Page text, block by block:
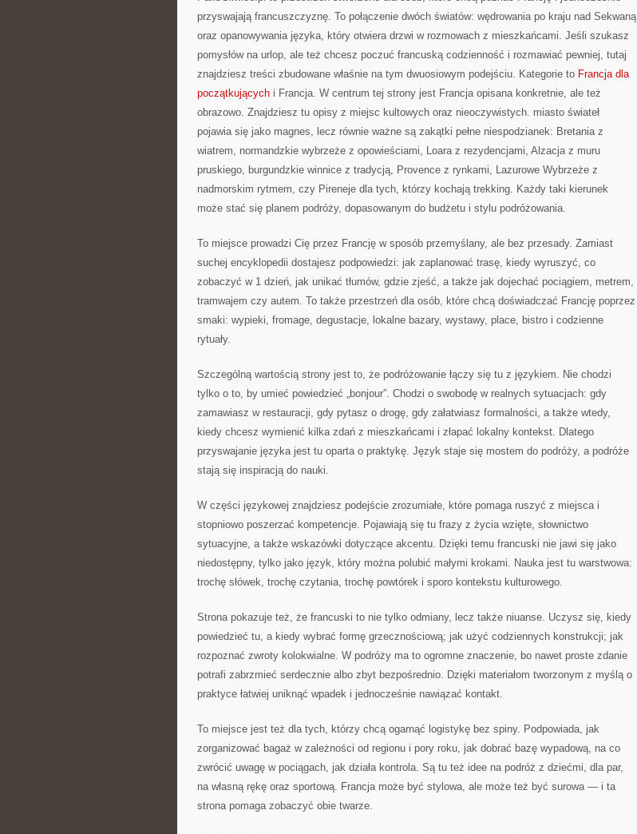
przyswajają francuszczyznę. To połączenie dwóch światów: wędrowania po kraju nad Sekwaną
oraz opanowywania języka, który otwiera drzwi w rozmowach z mieszkańcami. Jeśli szukasz
pomysłów na urlop, ale też chcesz poczuć francuską codzienność i rozmawiać pewniej, tutaj
znajdziesz treści zbudowane właśnie na tym dwuosiowym podejściu. Kategorie to Francja dla
początkujących i Francja. W centrum tej strony jest Francja opisana konkretnie, ale też
obrazowo. Znajdziesz tu opisy z miejsc kultowych oraz nieoczywistych. miasto świateł
pojawia się jako magnes, lecz równie ważne są zakątki pełne niespodzianek: Bretania z
wiatrem, normandzkie wybrzeże z opowieściami, Loara z rezydencjami, Alzacja z muru
pruskiego, burgundzkie winnice z tradycją, Provence z rynkami, Lazurowe Wybrzeże z
nadmorskim rytmem, czy Pireneje dla tych, którzy kochają trekking. Każdy taki kierunek
może stać się planem podróży, dopasowanym do budżetu i stylu podróżowania.
To miejsce prowadzi Cię przez Francję w sposób przemyślany, ale bez przesady. Zamiast
suchej encyklopedii dostajesz podpowiedzi: jak zaplanować trasę, kiedy wyruszyć, co
zobaczyć w 1 dzień, jak unikać tłumów, gdzie zjeść, a także jak dojechać pociągiem, metrem,
tramwajem czy autem. To także przestrzeń dla osób, które chcą doświadczać Francję poprzez
smaki: wypieki, fromage, degustacje, lokalne bazary, wystawy, place, bistro i codzienne
rytuały.
Szczególną wartością strony jest to, że podróżowanie łączy się tu z językiem. Nie chodzi
tylko o to, by umieć powiedzieć „bonjour”. Chodzi o swobodę w realnych sytuacjach: gdy
zamawiasz w restauracji, gdy pytasz o drogę, gdy załatwiasz formalności, a także wtedy,
kiedy chcesz wymienić kilka zdań z mieszkańcami i złapać lokalny kontekst. Dlatego
przyswajanie języka jest tu oparta o praktykę. Język staje się mostem do podróży, a podróże
stają się inspiracją do nauki.
W części językowej znajdziesz podejście zrozumiałe, które pomaga ruszyć z miejsca i
stopniowo poszerzać kompetencje. Pojawiają się tu frazy z życia wzięte, słownictwo
sytuacyjne, a także wskazówki dotyczące akcentu. Dzięki temu francuski nie jawi się jako
niedostępny, tylko jako język, który można polubić małymi krokami. Nauka jest tu warstwowa:
trochę słówek, trochę czytania, trochę powtórek i sporo kontekstu kulturowego.
Strona pokazuje też, że francuski to nie tylko odmiany, lecz także niuanse. Uczysz się, kiedy
powiedzieć tu, a kiedy wybrać formę grzecznościową; jak użyć codziennych konstrukcji; jak
rozpoznać zwroty kolokwialne. W podróży ma to ogromne znaczenie, bo nawet proste zdanie
potrafi zabrzmieć serdecznie albo zbyt bezpośrednio. Dzięki materiałom tworzonym z myślą o
praktyce łatwiej uniknąć wpadek i jednocześnie nawiązać kontakt.
To miejsce jest też dla tych, którzy chcą ogarnąć logistykę bez spiny. Podpowiada, jak
zorganizować bagaż w zależności od regionu i pory roku, jak dobrać bazę wypadową, na co
zwrócić uwagę w pociągach, jak działa kontrola. Są tu też idee na podróż z dziećmi, dla par,
na własną rękę oraz sportową. Francja może być stylowa, ale może też być surowa — i ta
strona pomaga zobaczyć obie twarze.